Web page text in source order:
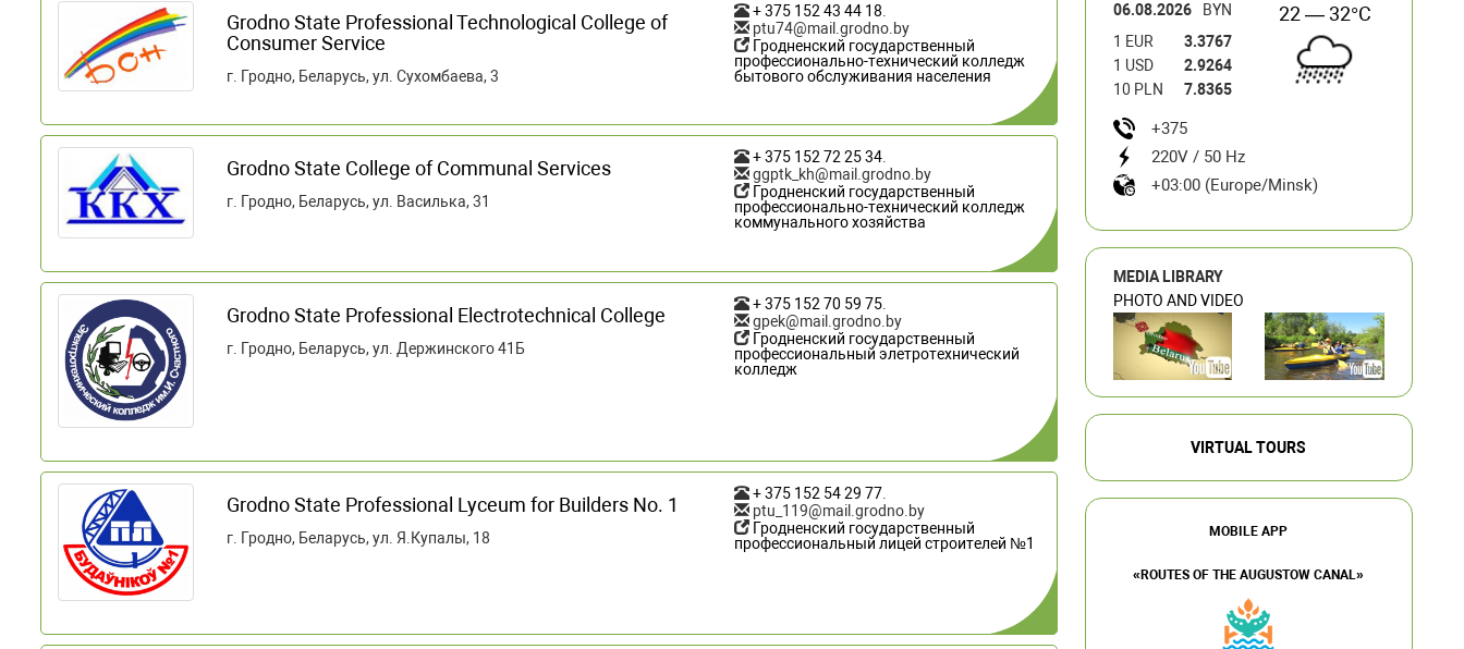
Grodno State Professional Technological College of
Consumer Service
г. Гродно, Беларусь, ул. Сухомбаева, 3
+ 375 152 43 44 18
ptu74@mail.grodno.by
Гродненский государственный
профессионально-технический колледж
бытового обслуживания населения
Grodno State College of Communal Services
г. Гродно, Беларусь, ул. Василька, 31
+ 375 152 72 25 34
ggptk_kh@mail.grodno.by
Гродненский государственный
профессионально-технический колледж
коммунального хозяйства
Grodno State Professional Electrotechnical College
г. Гродно, Беларусь, ул. Держинского 41Б
+ 375 152 70 59 75
gpek@mail.grodno.by
Гродненский государственный
профессиональный элетротехнический
колледж
Grodno State Professional Lyceum for Builders No. 1
г. Гродно, Беларусь, ул. Я.Купалы, 18
+ 375 152 54 29 77.
ptu_119@mail.grodno.by
Гродненский государственный
профессиональный лицей строителей №1
06.08.2026
BYN
1 EUR
3.3767
1 USD
2.9264
10 PLN
7.8365
22 — 32°C
+375
220V / 50 Hz
+03:00 (Europe/Minsk)
MEDIA LIBRARY
PHOTO AND VIDEO
VIRTUAL TOURS
MOBILE APP
«ROUTES OF THE AUGUSTOW CANAL»